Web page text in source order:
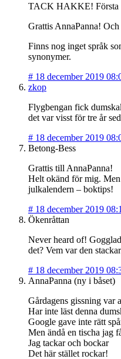
TACK HAKKE! Första
Grattis AnnaPanna!
Finns nog inget språk
synonymer.
# 18 december 2019
zkop
Flygbengan fick
det var visst för tre år
# 18 december 2019
Betong-Bess
Grattis till AnnaPanna!
Helt okänd för mig.
julkalendern – boktips!
# 18 december 2019
Ökenråttan
Never heard of!
det? Vem var den
# 18 december 2019
AnnaPanna (ny i båset)
Gårdagens gissning var
Har inte läst denna
Google gave inte rätt
Men ändå en tischa jag
Jag tackar och bockar
Det här stället rockar!